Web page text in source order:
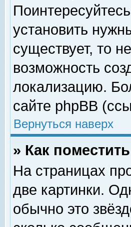
установить
существует, то
возможность
локализацию.
сайте phpBB
Вернуться наверх
» Как
На страницах
две картинки.
обычно это